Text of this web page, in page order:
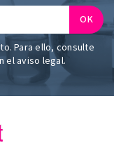
Para ello, consulte
el aviso legal.